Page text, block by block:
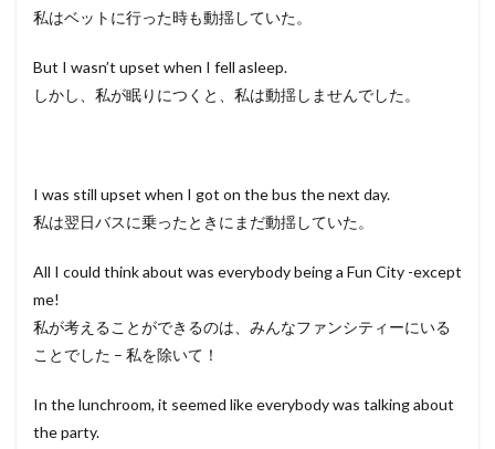
私はベットに行った時も動揺していた。
But I wasn’t upset when I fell asleep.
しかし、私が眠りにつくと、私は動揺しませんでした。
I was still upset when I got on the bus the next day.
私は翌日バスに乗ったときにまだ動揺していた。
All I could think about was everybody being a Fun City -except
me!
私が考えることができるのは、みんなファンシティーにいる
ことでした – 私を除いて！
In the lunchroom, it seemed like everybody was talking about
the party.